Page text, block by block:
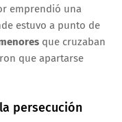
emprendió una
estuvo a punto de
que cruzaban
que apartarse
persecución